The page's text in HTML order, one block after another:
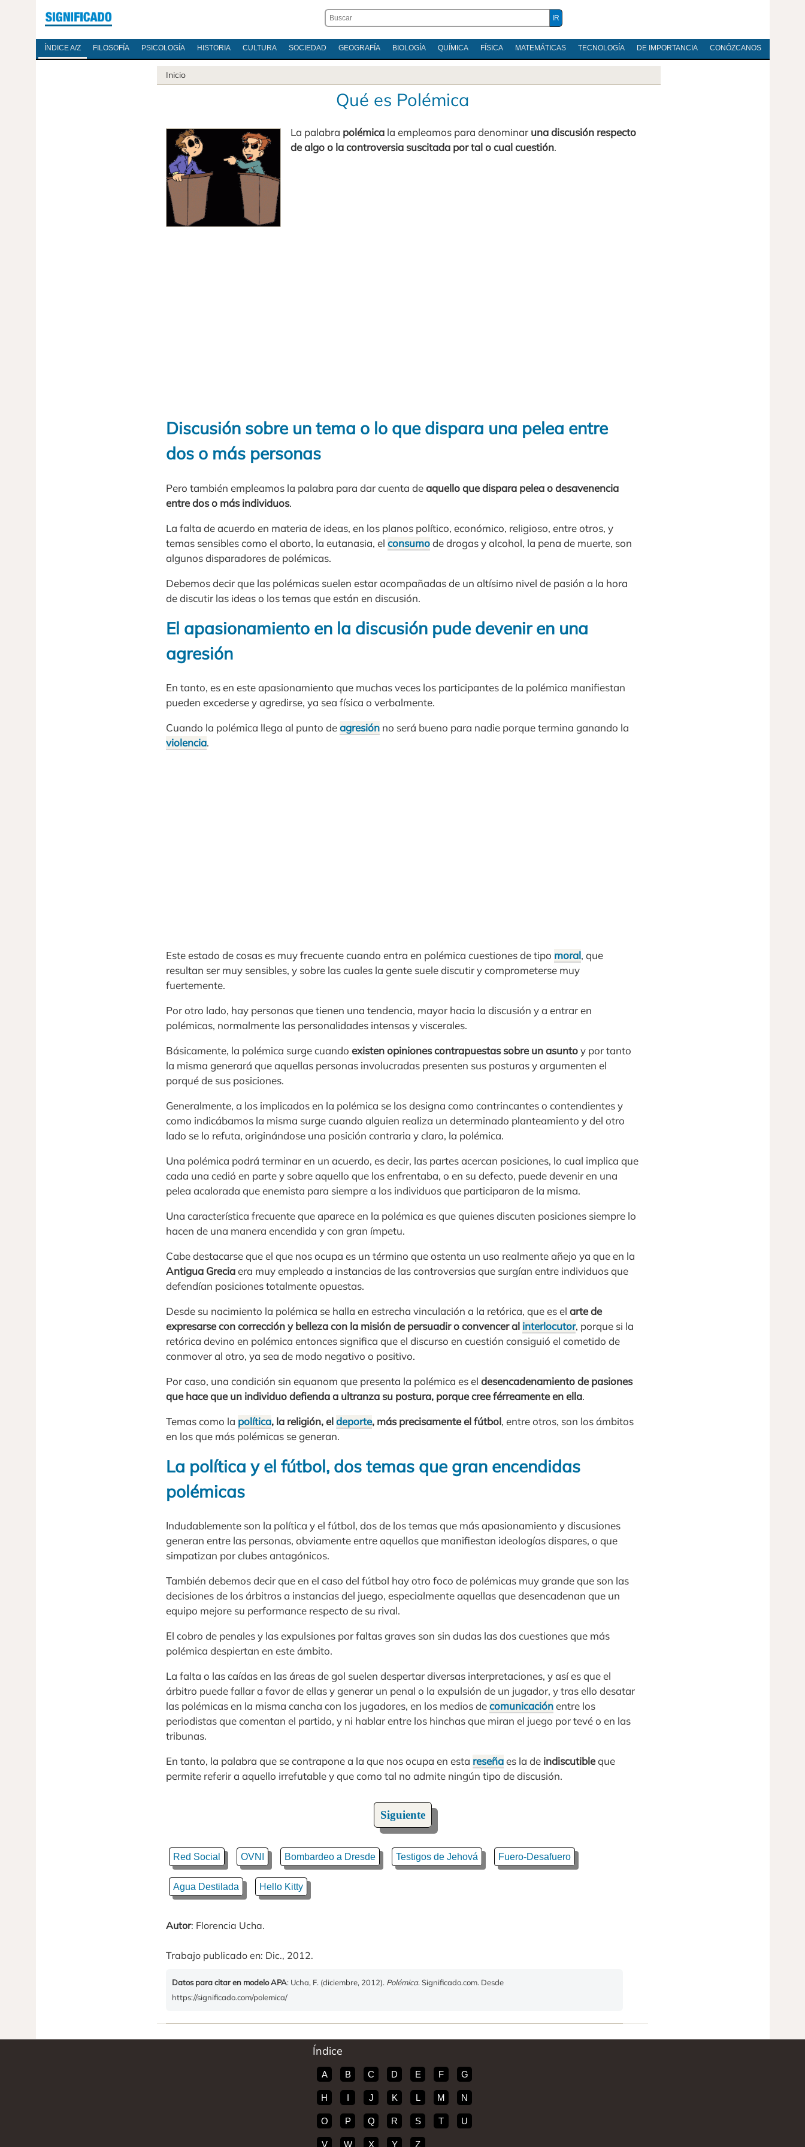
ÍNDICE A/Z FILOSOFÍA PSICOLOGÍA HISTORIA CULTURA SOCIEDAD GEOGRAFÍA BIOLOGÍA QUÍMICA FÍSICA MATEMÁTICAS TECNOLOGÍA DE IMPORTANCIA CONÓZCANOS
Inicio
Qué es Polémica
La palabra polémica la empleamos para denominar una discusión respecto
de algo o la controversia suscitada por tal o cual cuestión.
Discusión sobre un tema o lo que dispara una pelea entre
dos o más personas
Pero también empleamos la palabra para dar cuenta deaquello que dispara pelea o desavenencia
entre dos o más individuos.
La falta de acuerdo en materia de ideas, en los planos político, económico, religioso, entre otros, y
temas sensibles como el aborto, la eutanasia, el consumode drogas y alcohol, la pena de muerte, son
algunos disparadores de polémicas.
Debemos decir que las polémicas suelen estar acompañadas de un altísimo nivel de pasión a la hora
de discutir las ideas o los temas que están en discusión.
El apasionamiento en la discusión pude devenir en una
agresión
En tanto, es en este apasionamiento que muchas veces los participantes de la polémica manifiestan
pueden excederse y agredirse, ya sea física o verbalmente.
Cuando la polémica llega al punto deagresión no será bueno para nadie porque termina ganando la
violencia.
Este estado de cosas es muy frecuente cuando entra en polémica cuestiones de tipo moral, que
resultan ser muy sensibles, y sobre las cuales la gente suele discutir y comprometerse muy
fuertemente.
Por otro lado, hay personas que tienen una tendencia, mayor hacia la discusión y a entrar en
polémicas, normalmente las personalidades intensas y viscerales.
Básicamente, la polémica surge cuando existen opiniones contrapuestas sobre un asuntoy por tanto
la misma generará que aquellas personas involucradas presenten sus posturas y argumenten el
porqué de sus posiciones.
Generalmente, a los implicados en la polémica se los designa como contrincantes o contendientes y
como indicábamos la misma surge cuando alguien realiza un determinado planteamiento y del otro
lado se lo refuta, originándose una posición contraria y claro, la polémica.
Una polémica podrá terminar en un acuerdo, es decir, las partes acercan posiciones, lo cual implica que
cada una cedió en parte y sobre aquello que los enfrentaba, o en su defecto, puede devenir en una
pelea acalorada que enemista para siempre a los individuos que participaron de la misma.
Una característica frecuente que aparece en la polémica es que quienes discuten posiciones siempre lo
hacen de una manera encendida y con gran ímpetu.
Cabe destacarse que el que nos ocupa es un término que ostenta un uso realmente añejo ya que en la
Antigua Greciaera muy empleado a instancias de las controversias que surgían entre individuos que
defendían posiciones totalmente opuestas.
Desde su nacimiento la polémica se halla en estrecha vinculación a la retórica, que es el arte de
expresarse con corrección y belleza con la misión de persuadir o convencer al interlocutor, porque si la
retórica devino en polémica entonces significa que el discurso en cuestión consiguió el cometido de
conmover al otro, ya sea de modo negativo o positivo.
Por caso, una condición sin equanom que presenta la polémica es el desencadenamiento de pasiones
que hace que un individuo defienda a ultranza su postura, porque cree férreamente en ella.
Temas como la política, la religión, eldeporte, más precisamente el fútbol, entre otros, son los ámbitos
en los que más polémicas se generan.
La política y el fútbol, dos temas que gran encendidas
polémicas
Indudablemente son la política y el fútbol, dos de los temas que más apasionamiento y discusiones
generan entre las personas, obviamente entre aquellos que manifiestan ideologías dispares, o que
simpatizan por clubes antagónicos.
También debemos decir que en el caso del fútbol hay otro foco de polémicas muy grande que son las
decisiones de los árbitros a instancias del juego, especialmente aquellas que desencadenan que un
equipo mejore su performance respecto de su rival.
El cobro de penales y las expulsiones por faltas graves son sin dudas las dos cuestiones que más
polémica despiertan en este ámbito.
La falta o las caídas en las áreas de gol suelen despertar diversas interpretaciones, y así es que el
árbitro puede fallar a favor de ellas y generar un penal o la expulsión de un jugador, y tras ello desatar
las polémicas en la misma cancha con los jugadores, en los medios decomunicaciónentre los
periodistas que comentan el partido, y ni hablar entre los hinchas que miran el juego por tevé o en las
tribunas.
En tanto, la palabra que se contrapone a la que nos ocupa en esta reseñaes la de indiscutibleque
permite referir a aquello irrefutable y que como tal no admite ningún tipo de discusión.
Siguiente
Red Social OVNI Bombardeo a Dresde Testigos de Jehová Fuero-Desafuero
Agua Destilada Hello Kitty
Autor: Florencia Ucha.
Trabajo publicado en: Dic., 2012.
Datos para citar en modelo APA: Ucha, F. (diciembre, 2012). Polémica. Significado.com. Desde
https://significado.com/polemica/
Índice
A B C D E F G
H I J K L M N
O P Q R S T U
V W X Y Z